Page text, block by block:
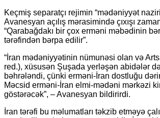
Keçmiş separatçı rejimin “mədəniyyət
Avanesyan açılış mərasimində çıxışı
“Qarabağdakı bir çox erməni məbədinin
tərəfindən bərpa edilir”.
“İran mədəniyyətinin nümunəsi olan və
red.), xüsusən Şuşada yerləşən abidələr
bəhrələndi, çünki erməni-İran dostluğu
Məcsid erməni-İran elmi-mədəni mərkəzi
göstərəcək”, – Avanesyan bildirirdi.
İran tərəfi bu məlumatları təkzib etməyə